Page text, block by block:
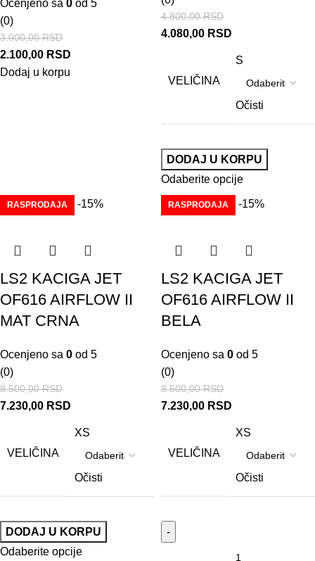
Ocenjeno sa 0 od 5
(0)
3.000,00RSD
2.100,00 RSD
Dodaj u korpu
4.800,00RSD
4.080,00 RSD
VELIČINA
S
Očisti
DODAJ U KORPU
Odaberite opcije
RASPRODAJA -15%
LS2 KACIGA JET
OF616 AIRFLOW II
MAT CRNA
Ocenjeno sa 0 od 5
(0)
8.500,00RSD
7.230,00 RSD
VELIČINA
XS
Očisti
DODAJ U KORPU
Odaberite opcije
RASPRODAJA -15%
LS2 KACIGA JET
OF616 AIRFLOW II
BELA
Ocenjeno sa 0 od 5
(0)
8.500,00RSD
7.230,00 RSD
VELIČINA
XS
Očisti